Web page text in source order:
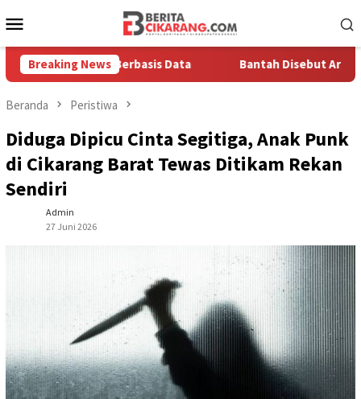
ke
Mobile
Breaking News
Solusi Berbasis Data Bantah Disebut Arogan, Kuasa
Beranda Peristiwa
Diduga Dipicu Cinta Segitiga, Anak Punk
di Cikarang Barat Tewas Ditikam Rekan
Sendiri
Admin
27 Juni 2026